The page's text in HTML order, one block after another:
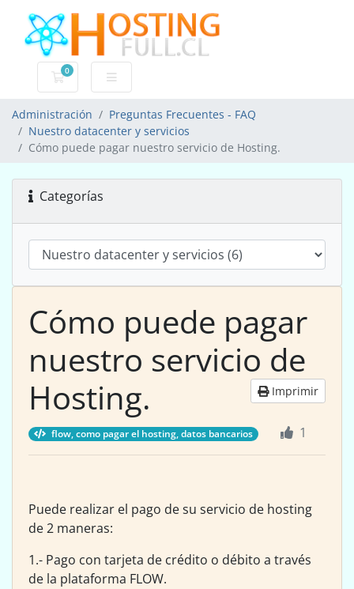
0
Carro de Pedidos
Administración
Preguntas Frecuentes - FAQ
Nuestro datacenter y servicios
Cómo puede pagar nuestro servicio de Hosting.
Categorías
Cómo puede pagar
nuestro servicio de
Hosting.
Imprimir
flow, como pagar el hosting, datos bancarios 1
Puede realizar el pago de su servicio de hosting
de 2 maneras:
1.- Pago con tarjeta de crédito o débito a través
de la plataforma FLOW.